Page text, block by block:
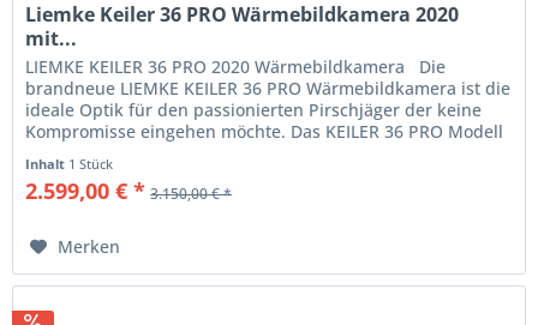
Liemke Keiler 36 PRO Wärmebildkamera 2020
mit...
LIEMKE KEILER 36 PRO 2020 Wärmebildkamera Die
brandneue LIEMKE KEILER 36 PRO Wärmebildkamera ist die
ideale Optik für den passionierten Pirschjäger der keine
Kompromisse eingehen möchte. Das KEILER 36 PRO Modell
Inhalt 1 Stück
2.599,00 € * 3.150,00 € *
Merken